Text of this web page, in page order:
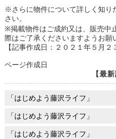
※さらに物件について詳しく知り
さい。
※掲載物件はご成約又は、販売中
際はご了承くださいますようお願
【記事作成日：２０２１年５月２
ページ作成日
【最
「はじめよう藤沢ライフ」
「はじめよう藤沢ライフ」
「はじめよう藤沢ライフ」